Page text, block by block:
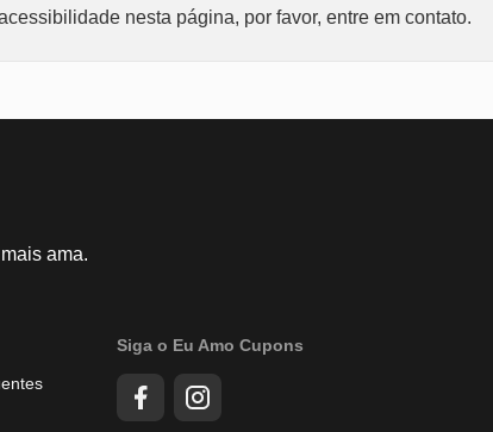
nesta página, por favor, entre em contato.
ama.
Siga o Eu Amo Cupons